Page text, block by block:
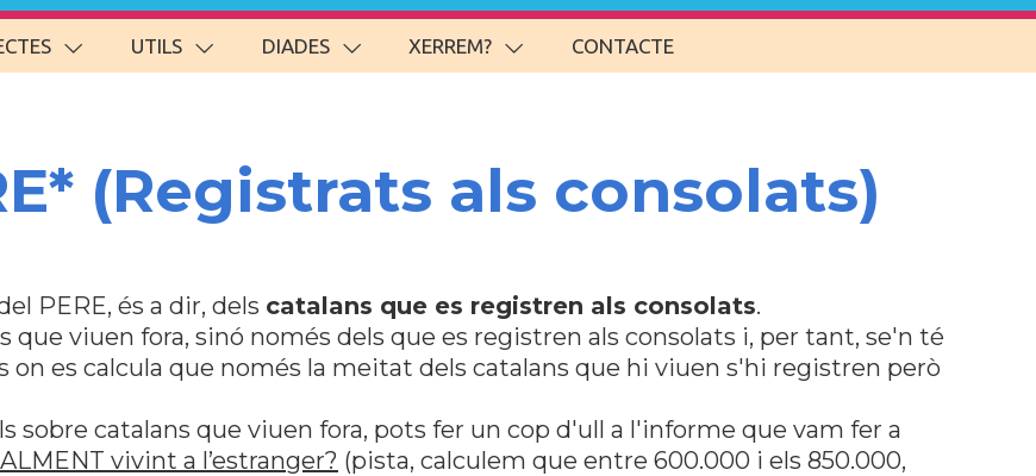
UTILS DIADES XERREM? CONTACTE
(Registrats als consolats)
PERE, és a dir, dels catalans que es registren als consolats.
viuen fora, sinó només dels que es registren als consolats i, per tant, se'n té
on es calcula que només la meitat dels catalans que hi viuen s'hi registren però
sobre catalans que viuen fora, pots fer un cop d'ull a l'informe que vam fer a
vivint a l’estranger? (pista, calculem que entre 600.000 i els 850.000,